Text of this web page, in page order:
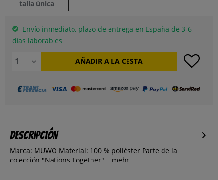
talla única
Envío inmediato, plazo de entrega en España de 3-6
días laborables
AÑADIR A LA CESTA
Descripción
Marca: MUWO Material: 100 % poliéster Parte de la
colección "Nations Together"... mehr